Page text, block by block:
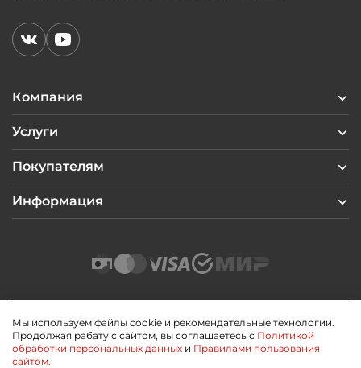
Компания
Услуги
Покупателям
Информация
2026 © Профиль Центр
Политика конфиденциальности
Мы используем файлы cookie и рекомендательные технологии.
Продолжая рабату с сайтом, вы соглашаетесь с Политикой
обработки персональных данных и Правилами пользования
сайтом.